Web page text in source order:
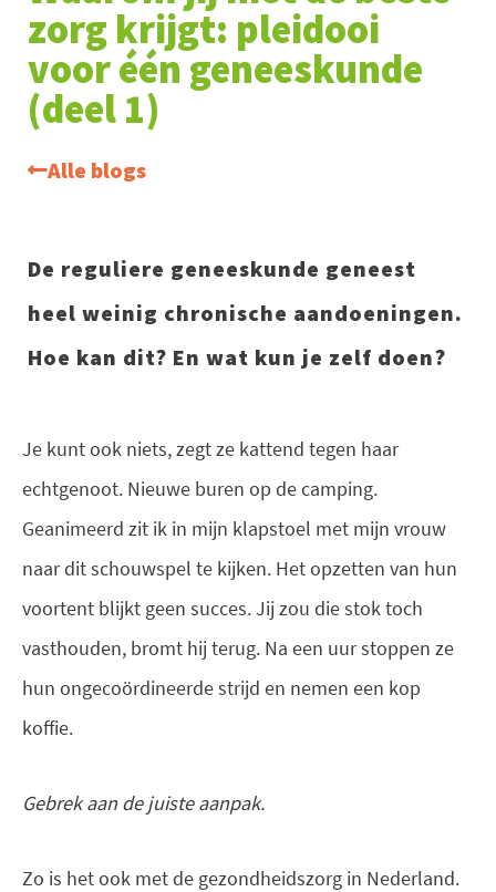
zorg krijgt: pleidooi
voor één geneeskunde
(deel 1)
Alle blogs
De reguliere geneeskunde geneest
heel weinig chronische aandoeningen.
Hoe kan dit? En wat kun je zelf doen?
Je kunt ook niets, zegt ze kattend tegen haar
echtgenoot. Nieuwe buren op de camping.
Geanimeerd zit ik in mijn klapstoel met mijn vrouw
naar dit schouwspel te kijken. Het opzetten van hun
voortent blijkt geen succes. Jij zou die stok toch
vasthouden, bromt hij terug. Na een uur stoppen ze
hun ongecoördineerde strijd en nemen een kop
koffie.
Gebrek aan de juiste aanpak.
Zo is het ook met de gezondheidszorg in Nederland.